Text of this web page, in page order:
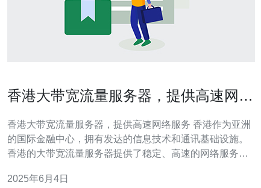
香港大带宽流量服务器，提供高速网络
香港大带宽流量服务器，提供高速网络服务 香港作为亚洲
的国际金融中心，拥有发达的信息技术和通讯基础设施。
香港的大带宽流量服务器提供了稳定、高速的网络服务，
企业和个人用户的基本需求。快速的网络连接可以提高工
2025年6月4日